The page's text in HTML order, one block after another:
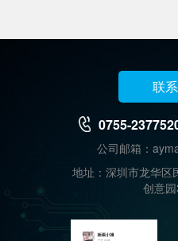
联
0755-
公司邮箱：
地址：深圳市龙华区
创意